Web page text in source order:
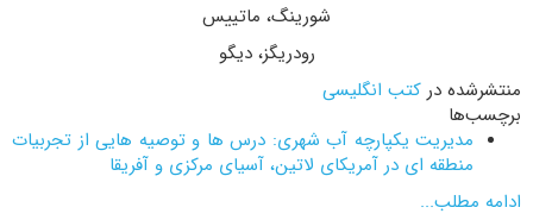
شورینگ، ماتییس
رودریگز، دیگو
منتشرشده در کتب انگلیسی
برچسب‌ها
مدیریت یکپارچه آب شهری: درس ها و توصیه هایی از تجربیات
منطقه ای در آمریکای لاتین، آسیای مرکزی و آفریقا
ادامه مطلب...